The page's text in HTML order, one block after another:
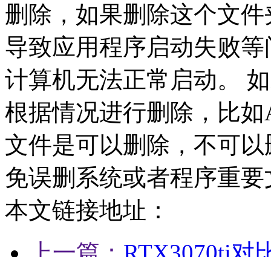
删除，如果删除这个文
导致应用程序启动失败
计算机无法正常启动。
根据情况进行删除，比如
文件是可以删除，不可
免误删系统或者程序重
本文链接地址：